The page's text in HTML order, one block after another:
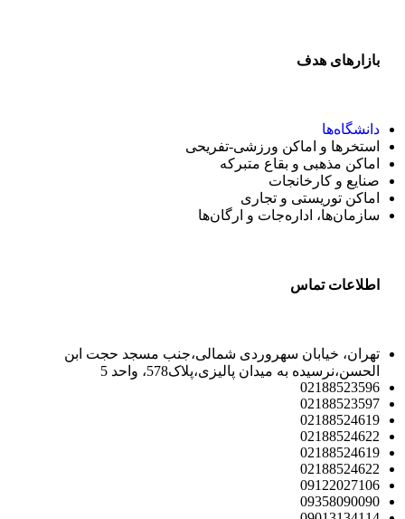
بازارهای هدف
دانشگاه‌ها
استخرها و اماکن ورزشی-تفریحی
اماکن مذهبی و بقاع متبرکه
صنایع و کارخانجات
اماکن توریستی و تجاری
سازمان‌ها، اداره‌جات و ارگان‌ها
اطلاعات تماس
تهران، خیابان سهروردی شمالی،جنب مسجد حجت ابن
الحسن،نرسیده به میدان پالیزی،پلاک578، واحد 5
02188523596
02188523597
02188524619
02188524622
02188524619
02188524622
09122027106
09358090090